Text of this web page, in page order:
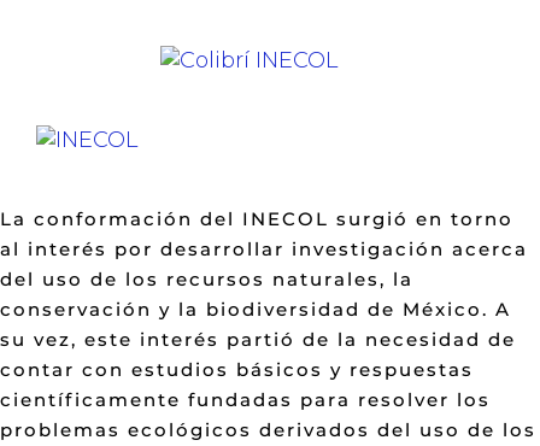
La conformación del INECOL surgió en torno
al interés por desarrollar investigación acerca
del uso de los recursos naturales, la
conservación y la biodiversidad de México. A
su vez, este interés partió de la necesidad de
contar con estudios básicos y respuestas
científicamente fundadas para resolver los
problemas ecológicos derivados del uso de los